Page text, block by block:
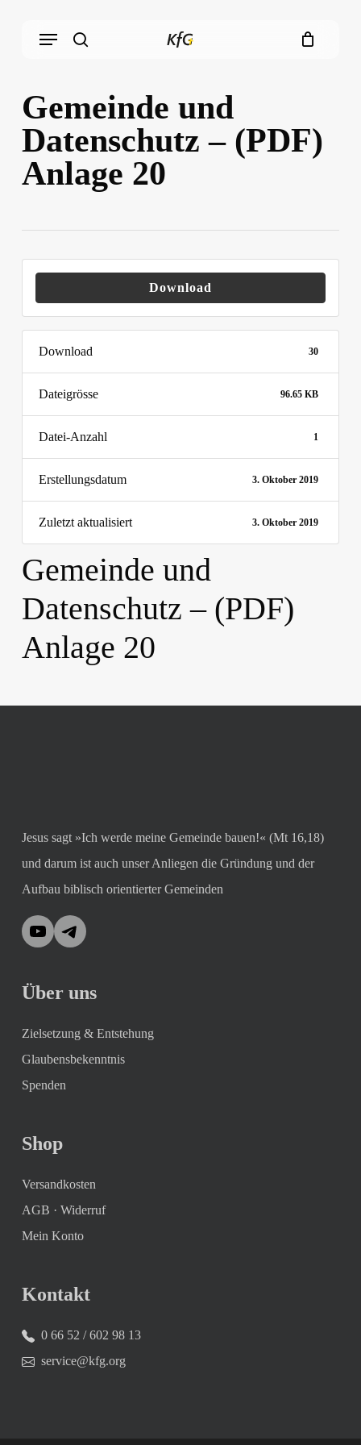
Menu
Gemeinde und
Datenschutz – (PDF)
Anlage 20
Download
Download 30
Dateigrösse 96.65 KB
Datei-Anzahl 1
Erstellungsdatum 3. Oktober 2019
Zuletzt aktualisiert 3. Oktober 2019
Gemeinde und
Datenschutz – (PDF)
Anlage 20
Jesus sagt »Ich werde meine Gemeinde bauen!« (Mt 16,18)
und darum ist auch unser Anliegen die Gründung und der
Aufbau biblisch orientierter Gemeinden
YouTubeTelegram
Über uns
Zielsetzung & Entstehung
Glaubensbekenntnis
Spenden
Shop
Versandkosten
AGB · Widerruf
Mein Konto
Kontakt
0 66 52 / 602 98 13
service@kfg.org